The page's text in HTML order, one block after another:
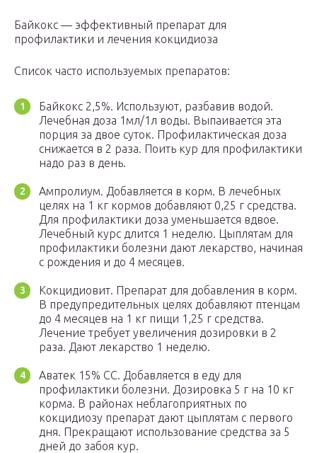
Байкокс — эффективный препарат для
профилактики и лечения кокцидиоза
Список часто используемых препаратов:
Байкокс 2,5%. Используют, разбавив водой.
Лечебная доза 1мл/1л воды. Выпаивается эта
порция за двое суток. Профилактическая доза
снижается в 2 раза. Поить кур для профилактики
надо раз в день.
Ампролиум. Добавляется в корм. В лечебных
целях на 1 кг кормов добавляют 0,25 г средства.
Для профилактики доза уменьшается вдвое.
Лечебный курс длится 1 неделю. Цыплятам для
профилактики болезни дают лекарство, начиная
с рождения и до 4 месяцев.
Кокцидиовит. Препарат для добавления в корм.
В предупредительных целях добавляют птенцам
до 4 месяцев на 1 кг пищи 1,25 г средства.
Лечение требует увеличения дозировки в 2
раза. Дают лекарство 1 неделю.
Аватек 15% СС. Добавляется в еду для
профилактики болезни. Дозировка 5 г на 10 кг
корма. В районах неблагоприятных по
кокцидиозу препарат дают цыплятам с первого
дня. Прекращают использование средства за 5
дней до забоя кур.